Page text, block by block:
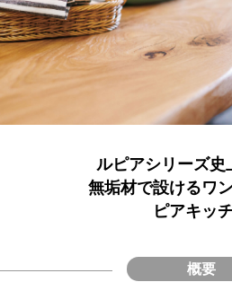
ルピアシリーズ史
無垢材で設けるワ
ピアキッ
概要